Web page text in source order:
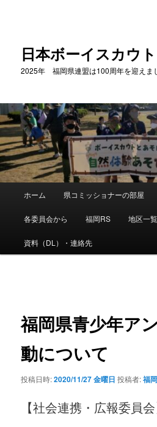
へ
移
動
日本ボーイスカウ
2025年 福岡県連盟は100周年を迎えま
ュ
ホーム 県コミッショナーの部屋
各委員会から 福岡RS 地区一覧
資料（DL）・連絡先
福岡県青少年ア
動について
投稿日時:2020/11/27 金曜日 投稿者:福
【社会連携・広報委員会